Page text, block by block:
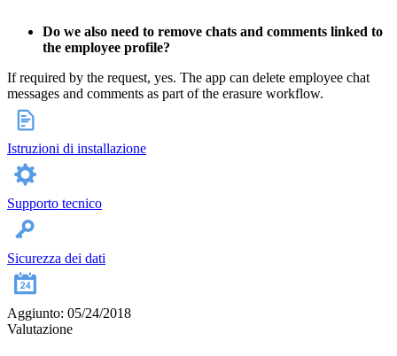
Do we also need to remove chats and comments linked to
the employee profile?
If required by the request, yes. The app can delete employee chat
messages and comments as part of the erasure workflow.
Istruzioni di installazione
Supporto tecnico
Sicurezza dei dati
Aggiunto: 05/24/2018
Valutazione